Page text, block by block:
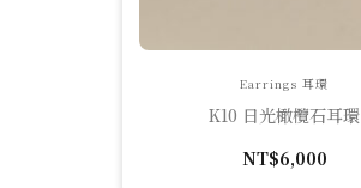
Earrings 耳環
K10 日光橄欖石耳環
NT$6,000